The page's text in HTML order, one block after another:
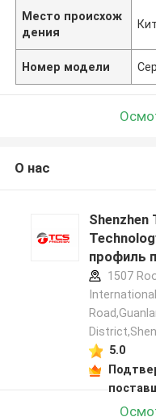
Место происхож
дения
Номер модели
О нас
Shenzhen
профиль
1507
5.0